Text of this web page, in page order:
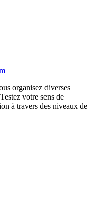
organisez diverses
votre sens de
à travers des niveaux de